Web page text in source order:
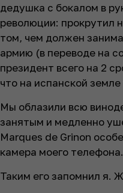
дедушка с бокалом в
революции: прокрутил
том, чем должен
армию (в переводе на
президент всего на 2
что на испанской
Мы облазили всю
занятым и медленно
Marques de Grinon
камера моего телефона.
Таким его запомнил я.